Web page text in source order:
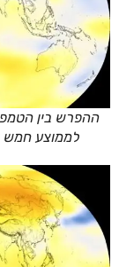
לממוצע חמש